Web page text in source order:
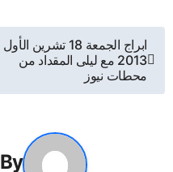
تصفّح
المقالات
ابراج الجمعة 18 تشرين الأول
2013 مع ليلى المقداد من
محطات نيوز
By